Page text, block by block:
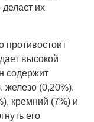
их
противостоит
высокой
содержит
железо (0,20%),
кремний (7%) и
его